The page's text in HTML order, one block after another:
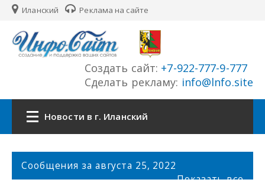
Иланский Реклама на сайте
Создать сайт: +7-922-777-9-777
Сделать рекламу: info@lnfo.site
Новости в г. Иланский
Главная
Сообщения за августа 25, 2022
Показать все